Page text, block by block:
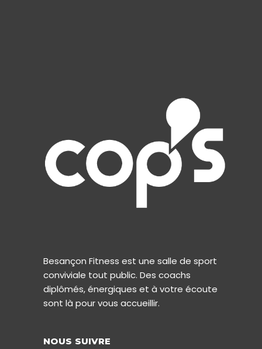
Besançon Fitness est une salle de sport
conviviale tout public. Des coachs
diplômés, énergiques et à votre écoute
sont là pour vous accueillir.
NOUS SUIVRE